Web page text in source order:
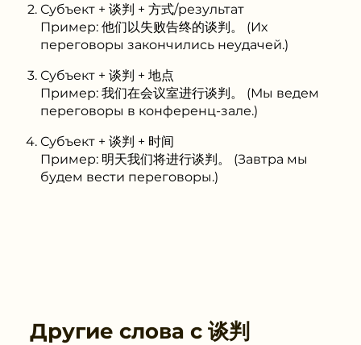
Субъект + 谈判 + 方式/результат
Пример: 他们以失败告终的谈判。 (Их
переговоры закончились неудачей.)
Субъект + 谈判 + 地点
Пример: 我们在会议室进行谈判。 (Мы ведем
переговоры в конференц-зале.)
Субъект + 谈判 + 时间
Пример: 明天我们将进行谈判。 (Завтра мы
будем вести переговоры.)
Другие слова с 谈判